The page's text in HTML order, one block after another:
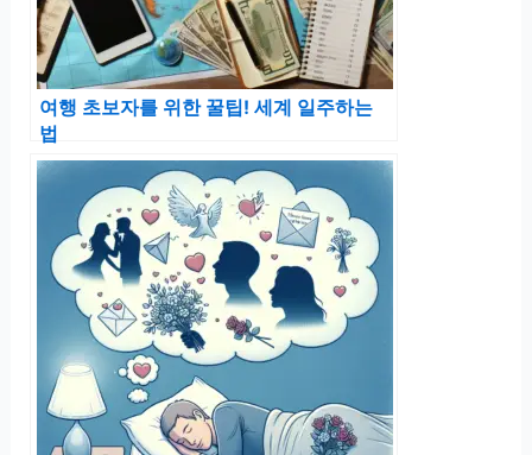
여행 초보자를 위한 꿀팁! 세계 일주하는
법